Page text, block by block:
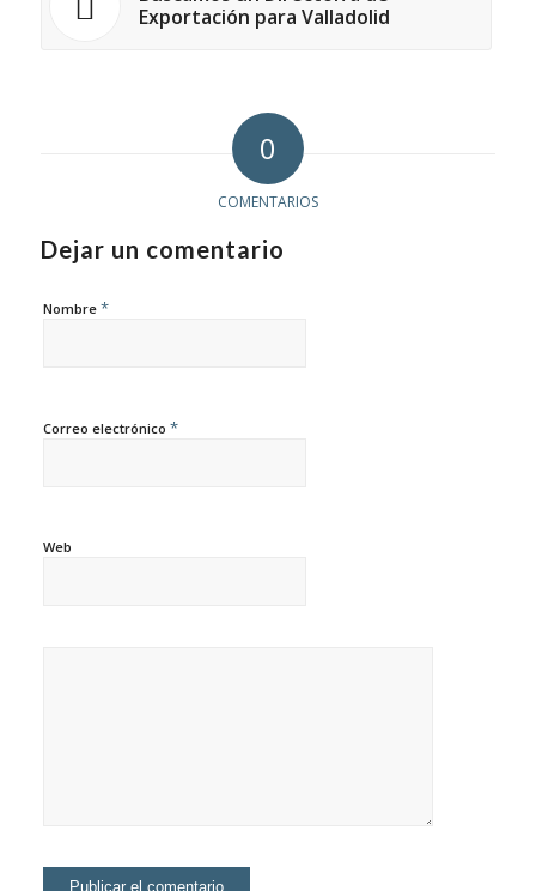
Exportación para Valladolid
0
COMENTARIOS
Dejar un comentario
Nombre *
Correo electrónico *
Web